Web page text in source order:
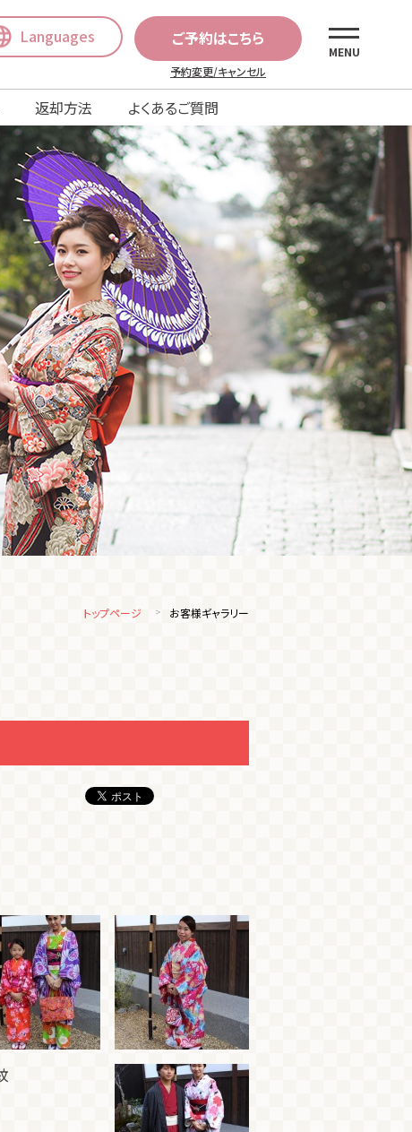
Languages ご予約はこちら
予約変更/キャンセル
MENU
返却方法 よくあるご質問
トップページ お客様ギャラリー